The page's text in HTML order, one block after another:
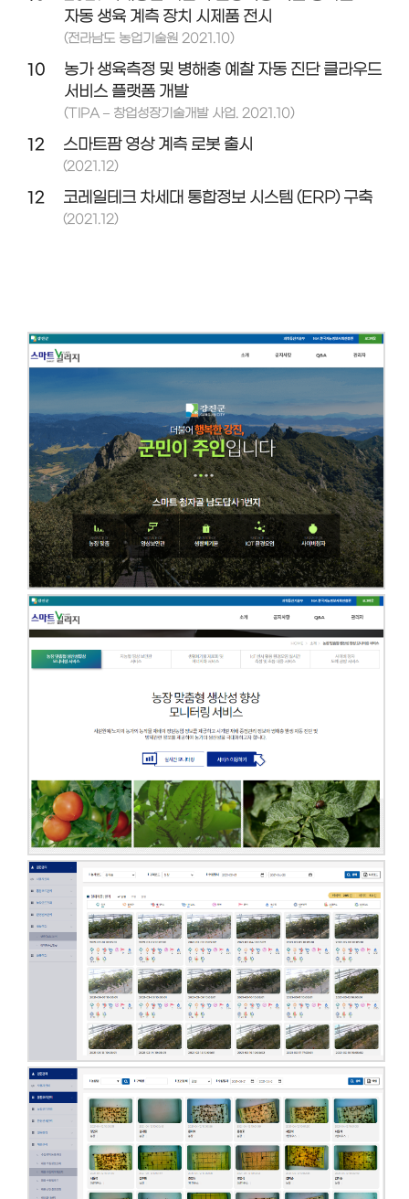
자동 생육 계측 장치 시제품 전시
(전라남도 농업기술원 2021.10)
10
농가 생육측정 및 병해충 예찰 자동 진단 클라우드
서비스 플랫폼 개발
(TIPA – 창업성장기술개발 사업. 2021.10)
12 스마트팜 영상 계측 로봇 출시
(2021.12)
12 코레일테크 차세대 통합정보 시스템 (ERP) 구축
(2021.12)